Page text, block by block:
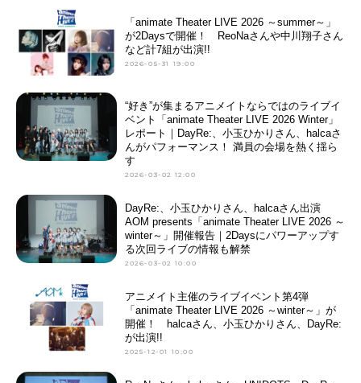
「animate Theater LIVE 2026 ～summer～」
が2Daysで開催！ ReoNaさんや中川翔子さん
など計7組が出演!!
2026-05-31 19:00
“好き”が集まるアニメイトならではのライブイ
ベント「animate Theater LIVE 2026 Winter」
レポート｜DayRe:、小玉ひかりさん、halcaさ
んがパフォーマンス！ 満員の会場を熱く揺ら
す
2026-03-02 12:00
DayRe:、小玉ひかりさん、halcaさん出演
AOM presents「animate Theater LIVE 2026 ～
winter～」開催報告｜2Daysにパワーアップす
る次回ライブの情報も解禁
2026-03-02 10:00
アニメイト主催のライブイベント第4弾
「animate Theater LIVE 2026 ～winter～」が
開催！ halcaさん、小玉ひかりさん、DayRe:
が出演!!
2025-12-01 10:00